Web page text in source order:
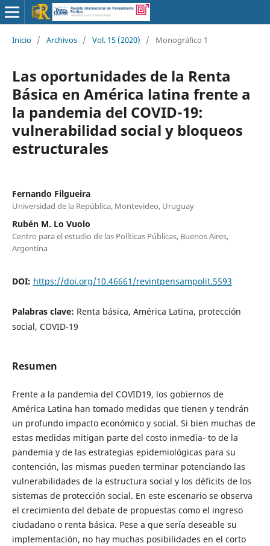
Inicio / Archivos / Vol. 15 (2020) / Monográfico 1
Las oportunidades de la Renta
Básica en América latina frente a
la pandemia del COVID-19:
vulnerabilidad social y bloqueos
estructurales
Fernando Filgueira
Universidad de la República, Montevideo, Uruguay
Rubén M. Lo Vuolo
Centro para el estudio de las Políticas Públicas, Buenos Aires,
Argentina
DOI: https://doi.org/10.46661/revintpensampolit.5593
Palabras clave: Renta básica, América Latina, protección
social, COVID-19
Resumen
Frente a la pandemia del COVID19, los gobiernos de
América Latina han tomado medidas que tienen y tendrán
un profundo impacto económico y social. Si bien muchas de
estas medidas mitigan parte del costo inmedia- to de la
pandemia y de las estrategias epidemiológicas para su
contención, las mismas pueden terminar potenciando las
vulnerabilidades de la estructura social y los déficits de los
sistemas de protección social. En este escenario se observa
el crecimiento del debate de propuestas como el ingreso
ciudadano o renta básica. Pese a que sería deseable su
implementación, no hay muchas posibilidades en el corto